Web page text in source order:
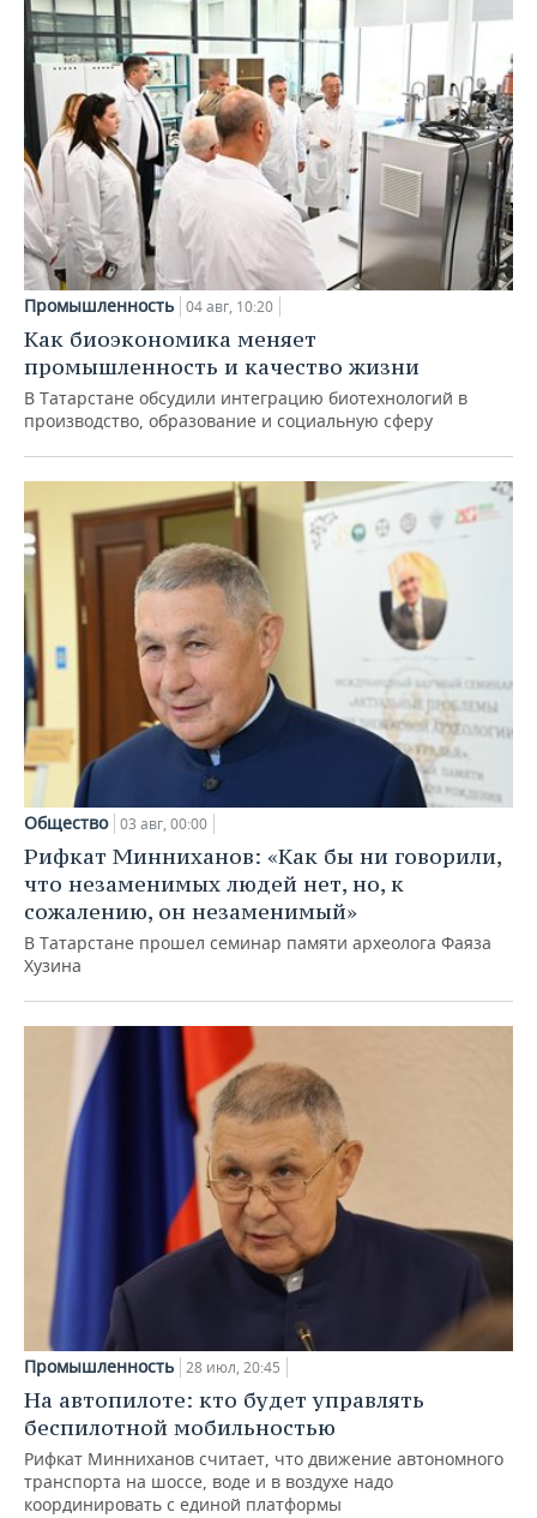
Промышленность 04 авг, 10:20
Как биоэкономика меняет
промышленность и качество жизни
В Татарстане обсудили интеграцию биотехнологий в
производство, образование и социальную сферу
Общество 03 авг, 00:00
Рифкат Минниханов: «Как бы ни говорили,
что незаменимых людей нет, но, к
сожалению, он незаменимый»
В Татарстане прошел семинар памяти археолога Фаяза
Хузина
Промышленность 28 июл, 20:45
На автопилоте: кто будет управлять
беспилотной мобильностью
Рифкат Минниханов считает, что движение автономного
транспорта на шоссе, воде и в воздухе надо
координировать с единой платформы